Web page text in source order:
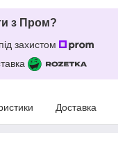
з Пром?
захистом
Доставка